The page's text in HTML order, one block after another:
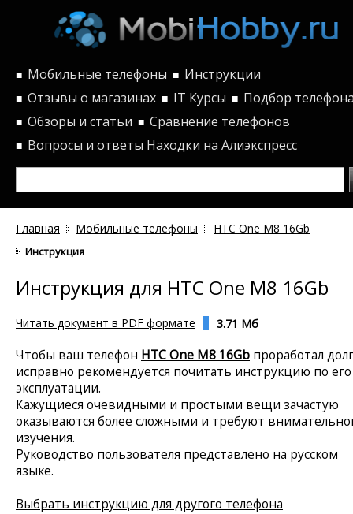
■ Мобильные телефоны ■ Инструкции
■ Отзывы о магазинах ■ IT Курсы ■ Подбор
■ Обзоры и статьи ■ Сравнение телефонов
■ Вопросы и ответы Находки на Алиэкспресс
Главная Мобильные телефоны HTC One M8 16Gb
Инструкция
Инструкция для HTC One M8 16Gb
Читать документ в PDF формате 3.71 Мб
Чтобы ваш телефон HTC One M8 16Gb проработал
исправно рекомендуется почитать инструкцию по его
эксплуатации.
Кажущиеся очевидными и простыми вещи зачастую
оказываются более сложными и требуют
изучения.
Руководство пользователя представлено на русском
языке.
Выбрать инструкцию для другого телефона